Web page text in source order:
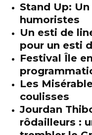
Stand Up:
humoristes
Un esti de
pour un esti
Festival Île
Les
coulisses
Jourdan
rôdailleurs :